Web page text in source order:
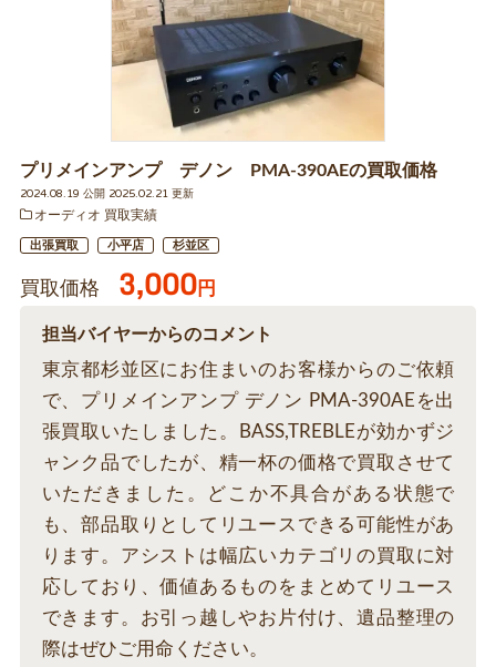
プリメインアンプ デノン PMA-390AEの買取価格
2024.08.19 公開 2025.02.21 更新
オーディオ 買取実績
出張買取 小平店 杉並区
買取価格 3,000円
担当バイヤーからのコメント
東京都杉並区にお住まいのお客様からのご依頼
で、プリメインアンプ デノン PMA-390AEを出
張買取いたしました。BASS,TREBLEが効かずジ
ャンク品でしたが、精一杯の価格で買取させて
いただきました。どこか不具合がある状態で
も、部品取りとしてリユースできる可能性があ
ります。アシストは幅広いカテゴリの買取に対
応しており、価値あるものをまとめてリユース
できます。お引っ越しやお片付け、遺品整理の
際はぜひご用命ください。